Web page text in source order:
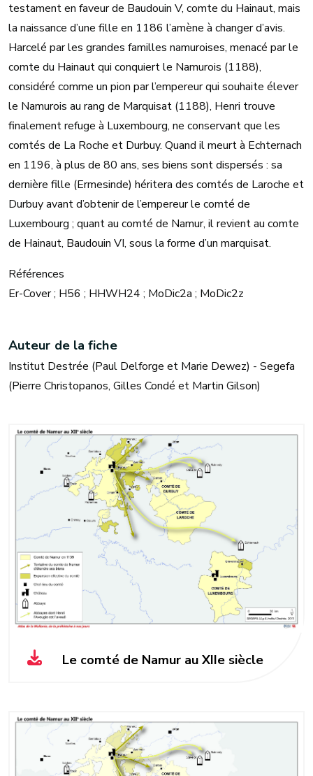
testament en faveur de Baudouin V, comte du Hainaut, mais
la naissance d’une fille en 1186 l’amène à changer d’avis.
Harcelé par les grandes familles namuroises, menacé par le
comte du Hainaut qui conquiert le Namurois (1188),
considéré comme un pion par l’empereur qui souhaite élever
le Namurois au rang de Marquisat (1188), Henri trouve
finalement refuge à Luxembourg, ne conservant que les
comtés de La Roche et Durbuy. Quand il meurt à Echternach
en 1196, à plus de 80 ans, ses biens sont dispersés : sa
dernière fille (Ermesinde) héritera des comtés de Laroche et
Durbuy avant d’obtenir de l’empereur le comté de
Luxembourg ; quant au comté de Namur, il revient au comte
de Hainaut, Baudouin VI, sous la forme d’un marquisat.
Références
Er-Cover ; H56 ; HHWH24 ; MoDic2a ; MoDic2z
Auteur de la fiche
Institut Destrée (Paul Delforge et Marie Dewez) - Segefa
(Pierre Christopanos, Gilles Condé et Martin Gilson)
Le comté de Namur au XIIe siècle